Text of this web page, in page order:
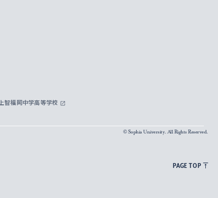
智福岡中学高等学校
© Sophia University. All Rights Reserved.
PAGE TOP